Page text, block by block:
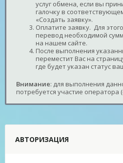
услуг обмена, если вы
галочку в
«Создать заявку».
Оплатите заявку. Для
перевод необходимой
на нашем сайте.
После выполнения
переместит Вас на
где будет указан статус
Внимание: для выполнения
потребуется участие оператора
АВТОРИЗАЦИЯ